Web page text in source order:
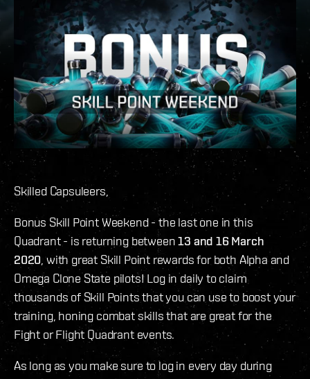
Skilled Capsuleers,
Bonus Skill Point Weekend - the last one in this
Quadrant - is returning between13 and 16 March
2020 , with great Skill Point rewards for both Alpha and
Omega Clone State pilots! Log in daily to claim
thousands of Skill Points that you can use to boost your
training, honing combat skills that are great for the
Fight or Flight Quadrant events.
As long as you make sure to log in every day during